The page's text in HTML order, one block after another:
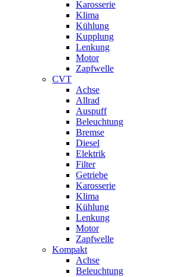
Karosserie
Klima
Kühlung
Kupplung
Lenkung
Motor
Zapfwelle
CVT
Achse
Allrad
Auspuff
Beleuchtung
Bremse
Diesel
Elektrik
Filter
Getriebe
Karosserie
Klima
Kühlung
Lenkung
Motor
Zapfwelle
Kompakt
Achse
Beleuchtung